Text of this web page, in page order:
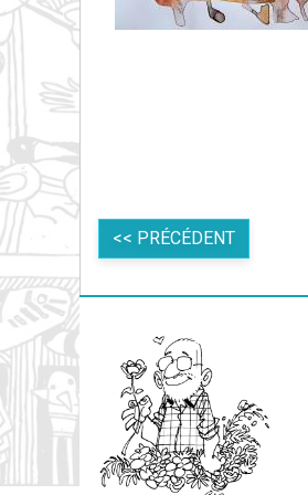
<< PRÉCÉDENT